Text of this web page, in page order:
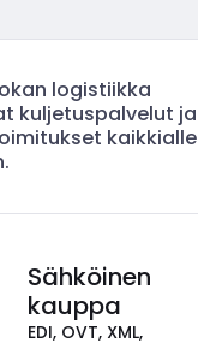
logistiikka
kuljetuspalvelut ja
kaikkialle
Sähköinen
kauppa
EDI, OVT, XML,